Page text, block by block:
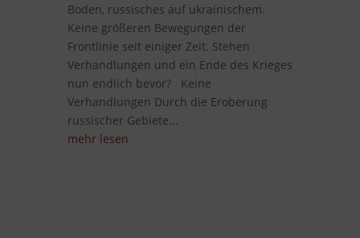
Boden, russisches auf ukrainischem.
Keine größeren Bewegungen der
Frontlinie seit einiger Zeit. Stehen
Verhandlungen und ein Ende des Krieges
nun endlich bevor? Keine
Verhandlungen Durch die Eroberung
russischer Gebiete...
mehr lesen